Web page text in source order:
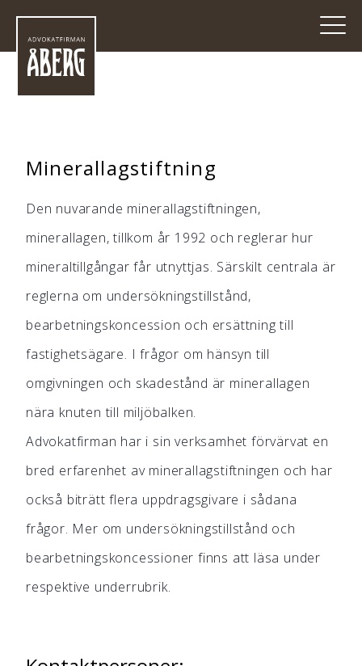
Minerallagstiftning
Den nuvarande minerallagstiftningen,
minerallagen, tillkom år 1992 och reglerar hur
mineraltillgångar får utnyttjas. Särskilt centrala är
reglerna om undersökningstillstånd,
bearbetningskoncession och ersättning till
fastighetsägare. I frågor om hänsyn till
omgivningen och skadestånd är minerallagen
nära knuten till miljöbalken.
Advokatfirman har i sin verksamhet förvärvat en
bred erfarenhet av minerallagstiftningen och har
också biträtt flera uppdragsgivare i sådana
frågor. Mer om undersökningstillstånd och
bearbetningskoncessioner finns att läsa under
respektive underrubrik.